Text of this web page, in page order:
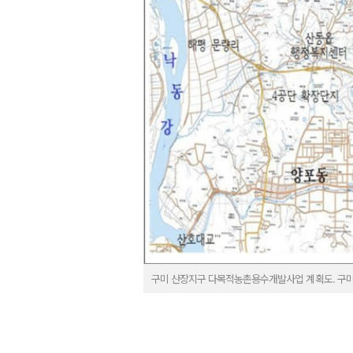
구미 산장지구 다목적농촌용수개발사업 계획도. 구